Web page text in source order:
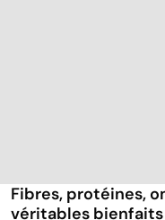
Fibres, protéines,
véritables